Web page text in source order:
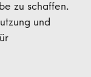
zu schaffen.
und